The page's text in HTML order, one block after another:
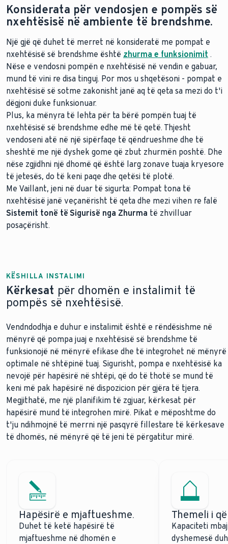
Konsiderata për vendosjen e pompës së
nxehtësisë në ambiente të brendshme.
Një gjë që duhet të merret në konsideratë me pompat e
nxehtësisë së brendshme është zhurma e funksionimit .
Nëse e vendosni pompën e nxehtësisë në vendin e gabuar,
mund të vini re disa tinguj. Por mos u shqetësoni - pompat e
nxehtësisë së sotme zakonisht janë aq të qeta sa mezi do t'i
dëgjoni duke funksionuar.
Plus, ka mënyra të lehta për ta bërë pompën tuaj të
nxehtësisë së brendshme edhe më të qetë. Thjesht
vendoseni atë në një sipërfaqe të qëndrueshme dhe të
sheshtë me një dyshek gome që zbut zhurmën poshtë. Dhe
nëse zgjidhni një dhomë që është larg zonave tuaja kryesore
të jetesës, do të keni paqe dhe qetësi të plotë.
Me Vaillant, jeni në duar të sigurta: Pompat tona të
nxehtësisë janë veçanërisht të qeta dhe mezi vihen re falë
Sistemit tonë të Sigurisë nga Zhurma të zhvilluar
posaçërisht.
KËSHILLA INSTALIMI
Kërkesat për dhomën e instalimit të
pompës së nxehtësisë.
Vendndodhja e duhur e instalimit është e rëndësishme në
mënyrë që pompa juaj e nxehtësisë së brendshme të
funksionojë në mënyrë efikase dhe të integrohet në mënyrë
optimale në shtëpinë tuaj. Sigurisht, pompa e nxehtësisë ka
nevojë për hapësirë në shtëpi, që do të thotë se mund të
keni më pak hapësirë në dispozicion për gjëra të tjera.
Megjithatë, me një planifikim të zgjuar, kërkesat për
hapësirë mund të integrohen mirë. Pikat e mëposhtme do
t'ju ndihmojnë të merrni një pasqyrë fillestare të kërkesave
të dhomës, në mënyrë që të jeni të përgatitur mirë.
Hapësirë e mjaftueshme.
Duhet të ketë hapësirë të
mjaftueshme në dhomën e
Themeli i
Kapaciteti
dyshemesë